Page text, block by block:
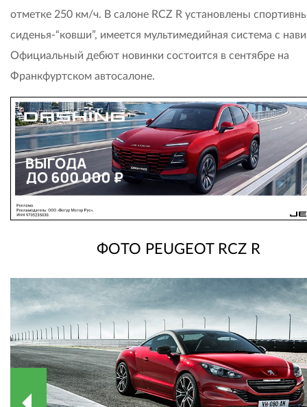
отметке 250 км/ч. В салоне RCZ R установлены
сиденья-“ковши”, имеется мультимедийная система с
Официальный дебют новинки состоится в сентябре на
Франкфуртском автосалоне.
ФОТО PEUGEOT RCZ R